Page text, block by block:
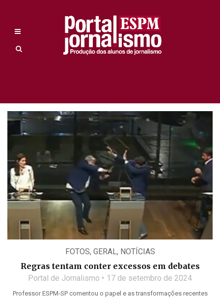
FOTOS, GERAL, NOTÍCIAS
Regras tentam conter excessos em debates
Portal de Jornalismo 17 de setembro de 2024
Professor ESPM-SP comentou o papel e as transformações recentes